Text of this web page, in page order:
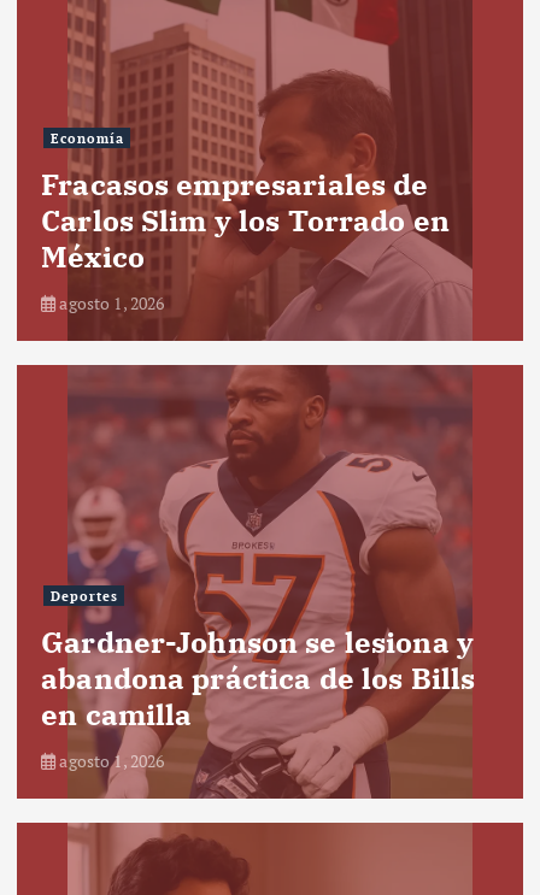
Economía
Fracasos empresariales de
Carlos Slim y los Torrado en
México
agosto 1, 2026
Deportes
Gardner-Johnson se lesiona y
abandona práctica de los Bills
en camilla
agosto 1, 2026